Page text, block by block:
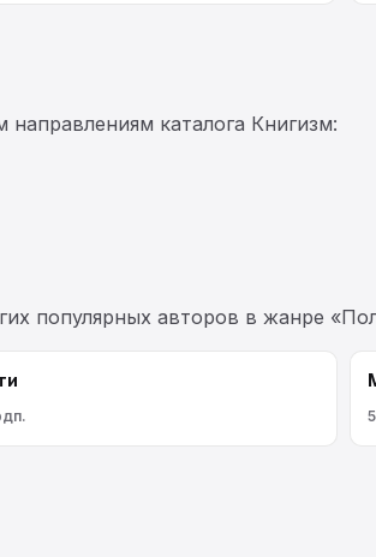
каталога Книгизм:
популярных авторов в жанре